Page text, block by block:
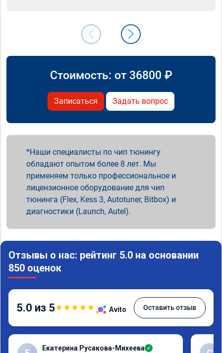
Стоимость: от 36800 ₽
Записаться Задать вопрос
Наши специалисты по чип тюнингу
обладают опытом более 8 лет. Мы
применяем только профессиональное и
лицензионное оборудование для чип
тюнинга (Flex, Kess 3, Autotuner, Bitbox) и
диагностики (Launch, Autel).
Отзывы о нас: рейтинг 5.0 на основании
850 оценок
5.0 из 5★★★★★ Avito Оставить отзыв
Екатерина Русакова-Михеева ✓